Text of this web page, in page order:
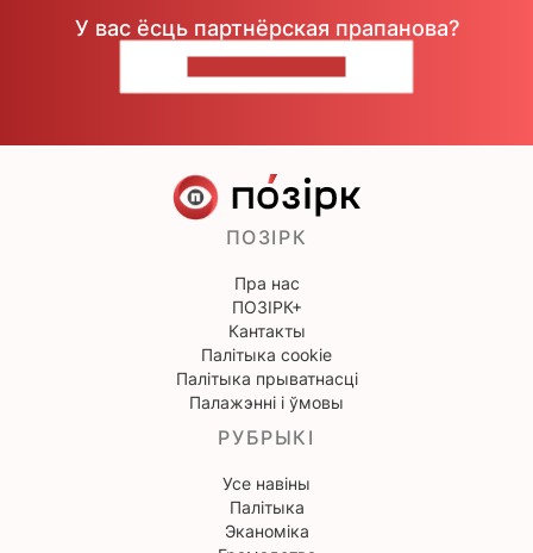
У вас ёсць партнёрская прапанова?
ПОЗІРК
Пра нас
ПОЗІРК+
Кантакты
Палітыка cookie
Палітыка прыватнасці
Палажэнні і ўмовы
РУБРЫКІ
Усе навіны
Палітыка
Эканоміка